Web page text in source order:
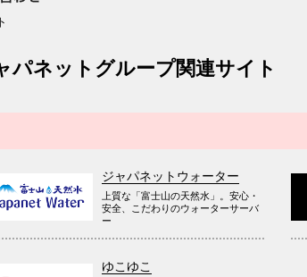
パネットグループ関連サイト
ジャパネットウォーター
上質な「富士山の天然水」。安心・
安全、こだわりのウォーターサーバ
ー
ゆこゆこ